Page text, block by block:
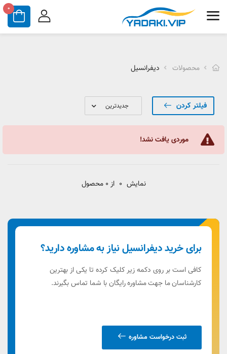
0
محصولات دیفرانسیل
فیلتر کردن
موردی یافت نشد!
نمایش 0 از 0 محصول
برای خرید دیفرانسیل نیاز به مشاوره دارید؟
کافی است بر روی دکمه زیر کلیک کرده تا یکی از بهترین
کارشناسان ما جهت مشاوره رایگان با شما تماس بگیرند.
ثبت درخواست مشاوره